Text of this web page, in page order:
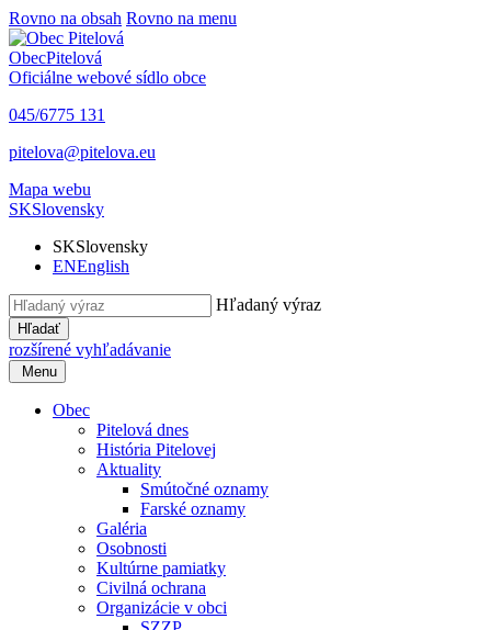
Rovno na obsah Rovno na menu
ObecPitelová
Oficiálne webové sídlo obce
045/6775 131
pitelova@pitelova.eu
Mapa webu
SKSlovensky
SKSlovensky
ENEnglish
Hľadaný výraz
Hľadať
rozšírené vyhľadávanie
Menu
Obec
Pitelová dnes
História Pitelovej
Aktuality
Smútočné oznamy
Farské oznamy
Galéria
Osobnosti
Kultúrne pamiatky
Civilná ochrana
Organizácie v obci